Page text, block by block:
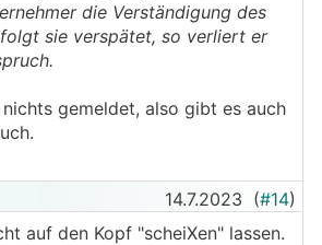
wird man sich im besten Fall
Stunden einigen können.
die Verständigung des
sie verspätet, so verliert er
gemeldet, also gibt es auch
14.7.2023 (#14)
auf den Kopf "scheiXen" lassen.